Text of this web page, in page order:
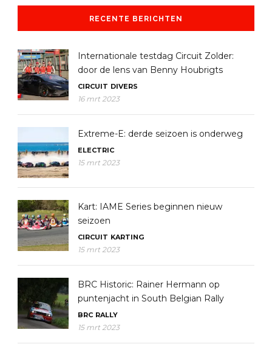
RECENTE BERICHTEN
Internationale testdag Circuit Zolder:
door de lens van Benny Houbrigts
CIRCUIT DIVERS
16 mrt 2023
Extreme-E: derde seizoen is onderweg
ELECTRIC
15 mrt 2023
Kart: IAME Series beginnen nieuw
seizoen
CIRCUIT KARTING
15 mrt 2023
BRC Historic: Rainer Hermann op
puntenjacht in South Belgian Rally
BRC RALLY
15 mrt 2023